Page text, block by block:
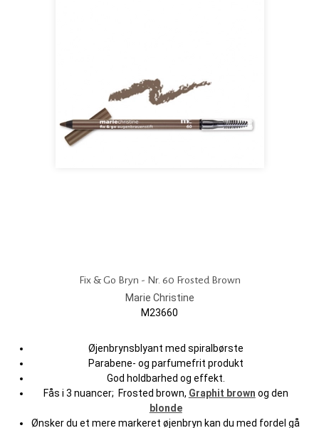
Fix & Go Bryn - Nr. 60 Frosted Brown
Marie Christine
M23660
Øjenbrynsblyant med spiralbørste
Parabene- og parfumefrit produkt
God holdbarhed og effekt.
Fås i 3 nuancer; Frosted brown, Graphit brown og den
blonde
Ønsker du et mere markeret øjenbryn kan du med fordel gå